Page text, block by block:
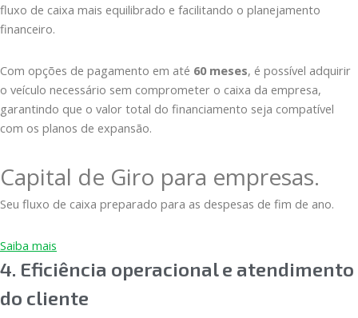
fluxo de caixa mais equilibrado e facilitando o planejamento
financeiro.
Com opções de pagamento em até 60 meses, é possível adquirir
o veículo necessário sem comprometer o caixa da empresa,
garantindo que o valor total do financiamento seja compatível
com os planos de expansão.
Capital de Giro para empresas.
Seu fluxo de caixa preparado para as despesas de fim de ano.
Saiba mais
4. Eficiência operacional e atendimento
do cliente